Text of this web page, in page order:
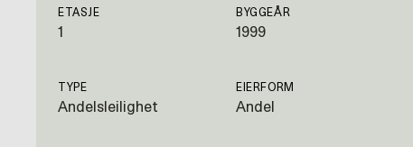
ETASJE
1
BYGGEÅR
1999
TYPE
Andelsleilighet
EIERFORM
Andel